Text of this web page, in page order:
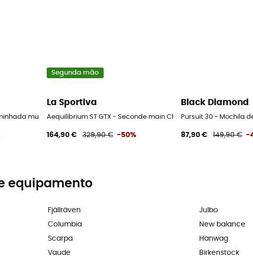
mulher
Segunda mão
La Sportiva
Aequilibrium ST GTX - Seconde main Chaussures alpinisme
164,90 € 329,90 € -50%
Black Diamond
Pursuit 30 - Mochila
87,90 € 149,90 € -
equipamento
Fjällräven
Columbia
Scarpa
Vaude
Julbo
New balance
Hanwag
Birkenstock